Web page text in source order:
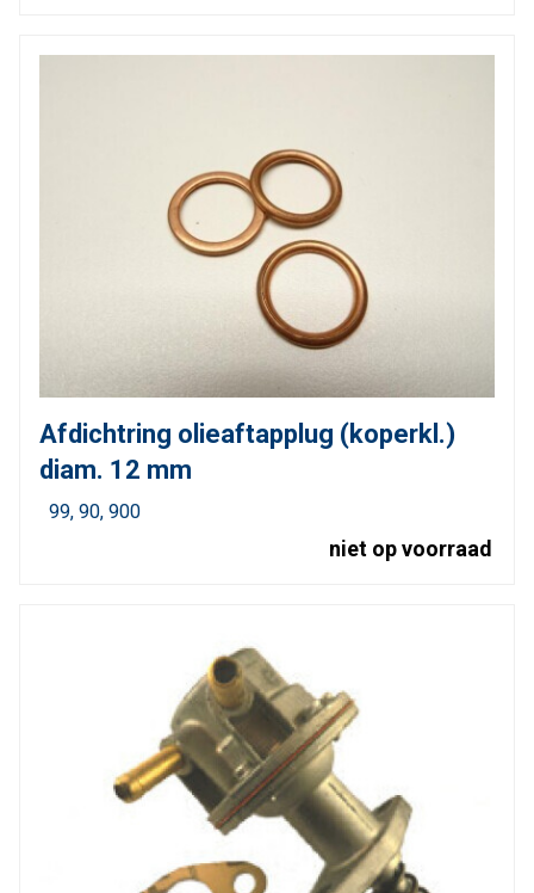
Afdichtring olieaftapplug (koperkl.)
diam. 12 mm
99 90 900
niet op voorraad